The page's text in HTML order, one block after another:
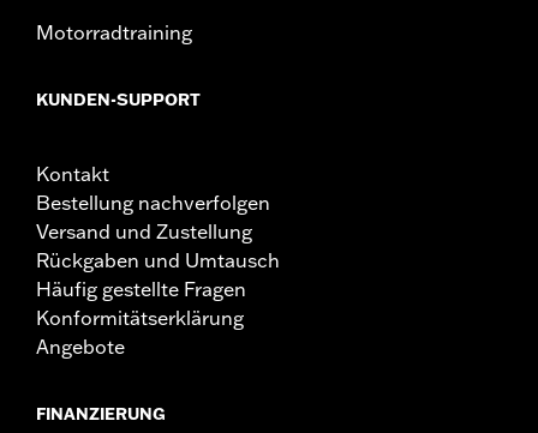
Motorradtraining
KUNDEN-SUPPORT
Kontakt
Bestellung nachverfolgen
Versand und Zustellung
Rückgaben und Umtausch
Häufig gestellte Fragen
Konformitätserklärung
Angebote
FINANZIERUNG